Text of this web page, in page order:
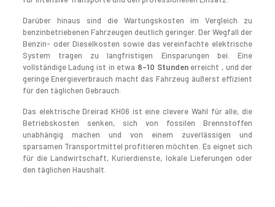
Darüber hinaus sind die Wartungskosten im Vergleich zu
benzinbetriebenen Fahrzeugen deutlich geringer. Der Wegfall der
Benzin- oder Dieselkosten sowie das vereinfachte elektrische
System tragen zu langfristigen Einsparungen bei. Eine
vollständige Ladung ist in etwa 8–10 Stundenerreicht , und der
geringe Energieverbrauch macht das Fahrzeug äußerst effizient
für den täglichen Gebrauch.
Das elektrische Dreirad KH06 ist eine clevere Wahl für alle, die
Betriebskosten senken, sich von fossilen Brennstoffen
unabhängig machen und von einem zuverlässigen und
sparsamen Transportmittel profitieren möchten. Es eignet sich
für die Landwirtschaft, Kurierdienste, lokale Lieferungen oder
den täglichen Haushalt.